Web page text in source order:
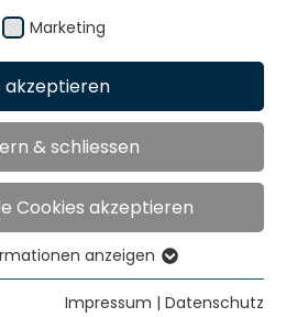
Irland
Präsenz
Marketing
akzeptieren
& schliessen
Cookies akzeptieren
für grundlegende
anzeigen
Impressum | Datenschutz